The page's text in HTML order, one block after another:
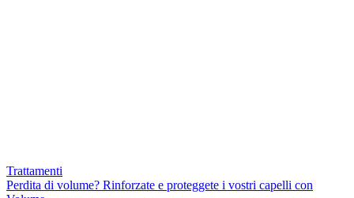
Trattamenti
Perdita di volume? Rinforzate e proteggete i vostri capelli con